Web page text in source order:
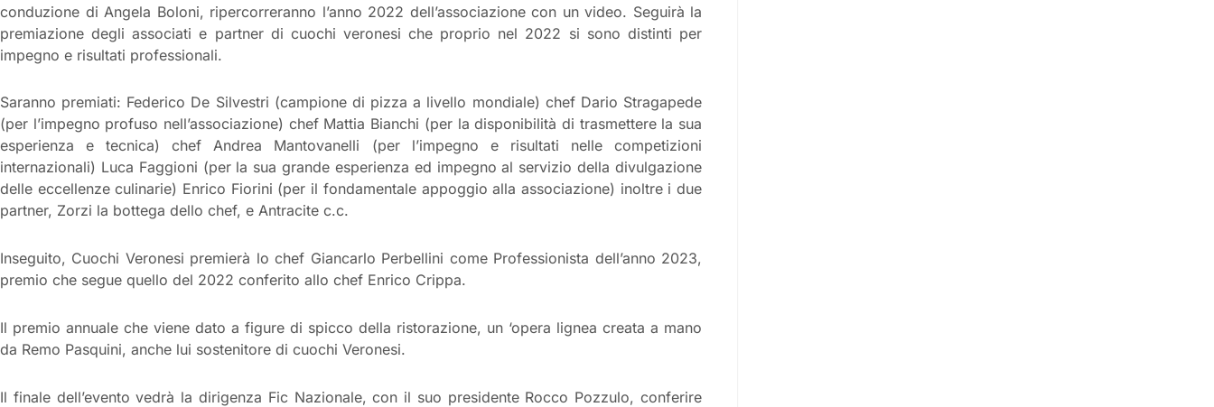
conduzione di Angela Boloni, ripercorreranno l’anno 2022 dell’associazione con un video. Seguirà la
premiazione degli associati e partner di cuochi veronesi che proprio nel 2022 si sono distinti per
impegno e risultati professionali.
Saranno premiati: Federico De Silvestri (campione di pizza a livello mondiale) chef Dario Stragapede
(per l’impegno profuso nell’associazione) chef Mattia Bianchi (per la disponibilità di trasmettere la sua
esperienza e tecnica) chef Andrea Mantovanelli (per l’impegno e risultati nelle competizioni
internazionali) Luca Faggioni (per la sua grande esperienza ed impegno al servizio della divulgazione
delle eccellenze culinarie) Enrico Fiorini (per il fondamentale appoggio alla associazione) inoltre i due
partner, Zorzi la bottega dello chef, e Antracite c.c.
Inseguito, Cuochi Veronesi premierà lo chef Giancarlo Perbellini come Professionista dell’anno 2023,
premio che segue quello del 2022 conferito allo chef Enrico Crippa.
Il premio annuale che viene dato a figure di spicco della ristorazione, un ‘opera lignea creata a mano
da Remo Pasquini, anche lui sostenitore di cuochi Veronesi.
Il finale dell’evento vedrà la dirigenza Fic Nazionale, con il suo presidente Rocco Pozzulo, conferire